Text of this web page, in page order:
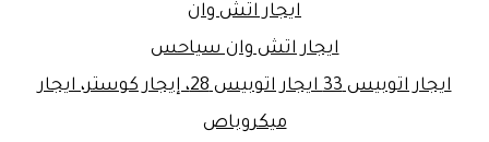
ايجار اتش وان
ايجار اتش وان سياحس
ايجار اتوبيس 33 ايجار اتوبيس 28، إيجار كوستر، ايجار
ميكروباص